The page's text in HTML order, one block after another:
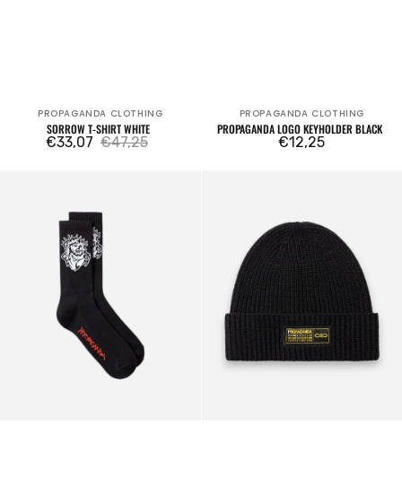
Verkäufer:
PROPAGANDA CLOTHING
SORROW T-SHIRT WHITE
Verkaufspreis
€33,07
Regulärer
€47,25
Verkäufer:
PROPAGANDA CLOTHING
PROPAGANDA LOGO KEYHOLDER BLACK
Regulärer
€12,25